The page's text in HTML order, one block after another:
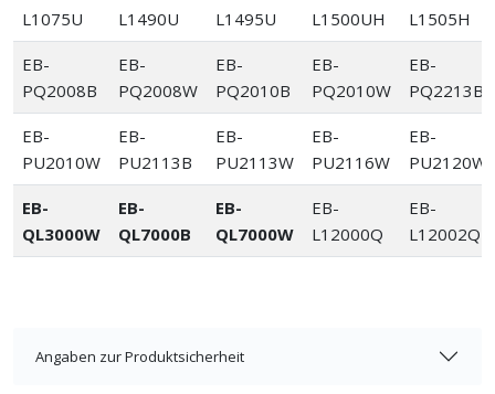
L1075U
L1490U
L1495U
L1500UH
L1505H
EB-
PQ2008B
EB-
PQ2008W
EB-
PQ2010B
EB-
PQ2010W
EB-
PQ2213B
EB-
PU2010W
EB-
PU2113B
EB-
PU2113W
EB-
PU2116W
EB-
PU2120W
EB-
QL3000W
EB-
QL7000B
EB-
QL7000W
EB-
L12000Q
EB-
L12002Q
Angaben zur Produktsicherheit